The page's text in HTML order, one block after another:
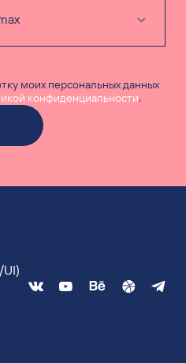
моих персональных данных
конфиденциальности.